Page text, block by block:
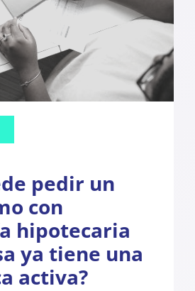
pedir un
con
hipotecaria
ya tiene una
activa?